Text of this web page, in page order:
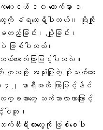
ေးငယ် ၁၀ ယောက်မှာ ၁
းတွေကို ခံရလေ့ရှိပါတယ်။ ဆိုးကျိုး
ည့်ခြင်း၊ ပျို့ခြင်း၊
ေပဲ ဖြစ်ပါတယ်။
ောက်ကြာမြင့်ပါသလဲ။
ေကို ကုသဖို့ အသုံးပြုတဲ့ ပိုးသတ်ဆေး
၇၂ နာရီအထိ ကြာမြင့်နိုင်
ခဏာတွေ သက်သာလာတာကြောင့်
ါဘူး။
က်တီးရီးယားတွေကို ဖြစ်စေပါ